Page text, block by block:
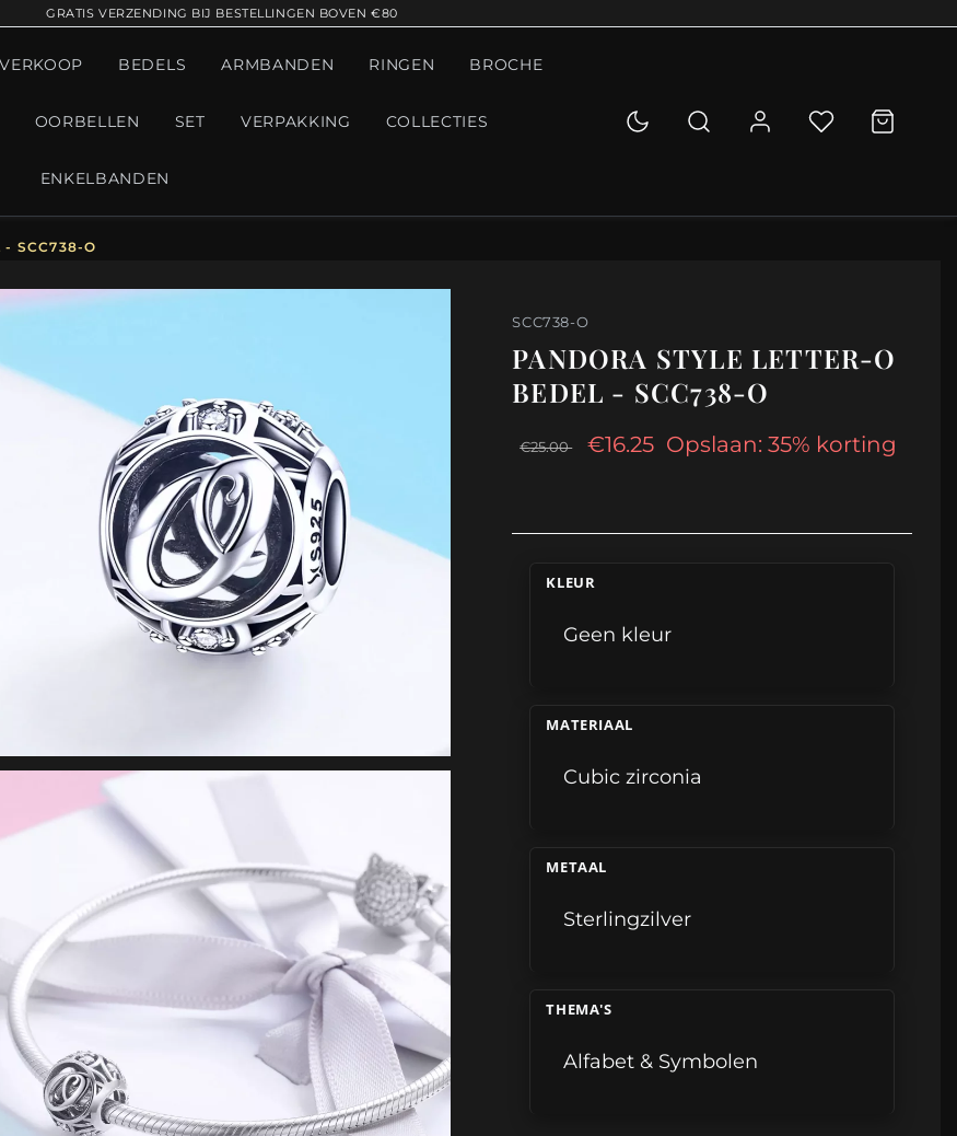
GRATIS VERZENDING BIJ BESTELLINGEN BOVEN €80
BEDELS ARMBANDEN RINGEN BROCHE
OORBELLEN SET VERPAKKING COLLECTIES
ENKELBANDEN
- SCC738-O
SCC738-O
PANDORA STYLE LETTER-O
BEDEL - SCC738-O
€25.00 €16.25 Opslaan: 35% korting
KLEUR
Geen kleur
MATERIAAL
Cubic zirconia
METAAL
Sterlingzilver
THEMA'S
Alfabet & Symbolen